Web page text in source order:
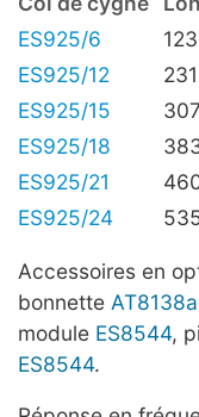
ES925/6
ES925/12
ES925/15
ES925/18
ES925/21
ES925/24
Accessoires en
bonnette AT8138a
module ES8544,
ES8544.